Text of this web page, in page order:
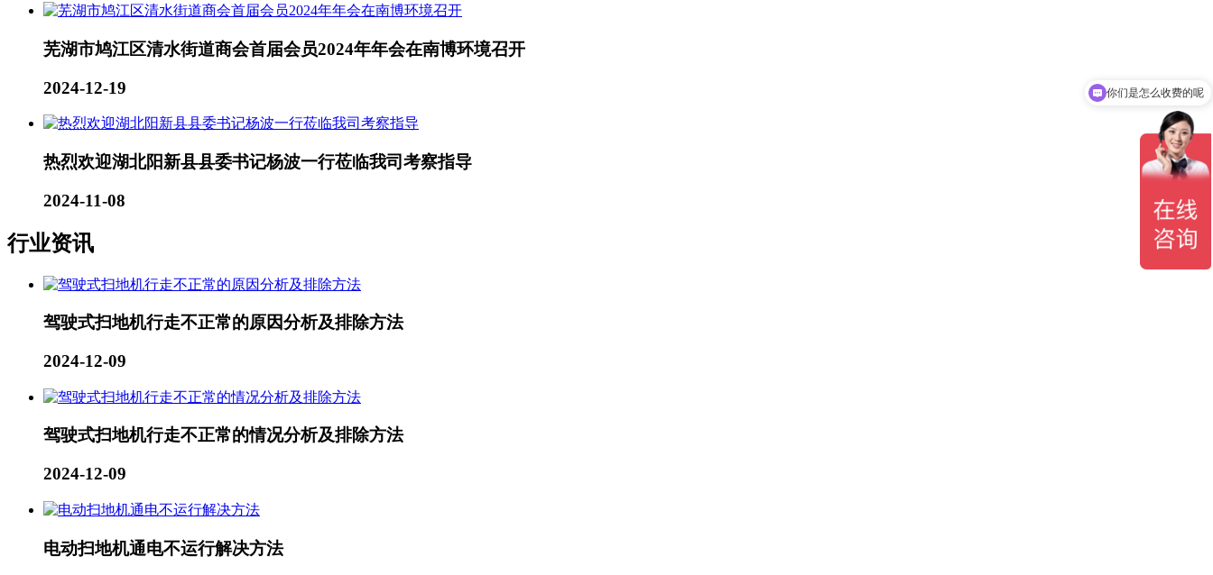
芜湖市鸠江区清水街道商会首届会员2024年年会在南博环境召开
2024-12-19
热烈欢迎湖北阳新县县委书记杨波一行莅临我司考察指导
2024-11-08
行业资讯
驾驶式扫地机行走不正常的原因分析及排除方法
2024-12-09
驾驶式扫地机行走不正常的情况分析及排除方法
2024-12-09
电动扫地机通电不运行解决方法
你们是怎么收费的呢